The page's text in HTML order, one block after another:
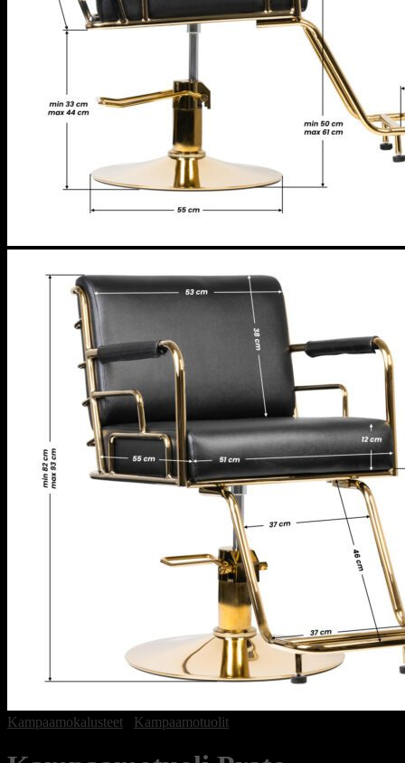
Kampaamokalusteet Kampaamotuolit